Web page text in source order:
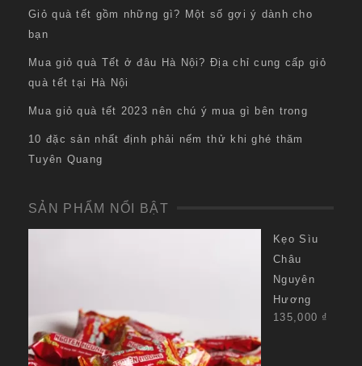
Giỏ quà tết gồm những gì? Một số gợi ý dành cho
bạn
Mua giỏ quà Tết ở đâu Hà Nội? Địa chỉ cung cấp giỏ
quà tết tại Hà Nội
Mua giỏ quà tết 2023 nên chú ý mua gì bên trong
10 đặc sản nhất định phải nếm thử khi ghé thăm
Tuyên Quang
SẢN PHẨM NỔI BẬT
Kẹo Sìu
Châu
Nguyên
Hương
135,000 ₫